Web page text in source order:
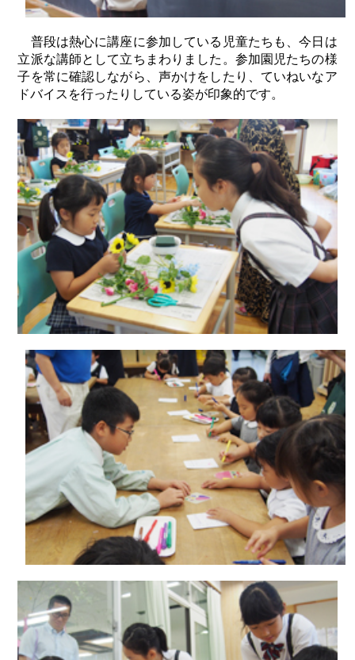
普段は熱心に講座に参加している児童たちも、今日は
立派な講師として立ちまわりました。参加園児たちの様
子を常に確認しながら、声かけをしたり、ていねいなア
ドバイスを行ったりしている姿が印象的です。